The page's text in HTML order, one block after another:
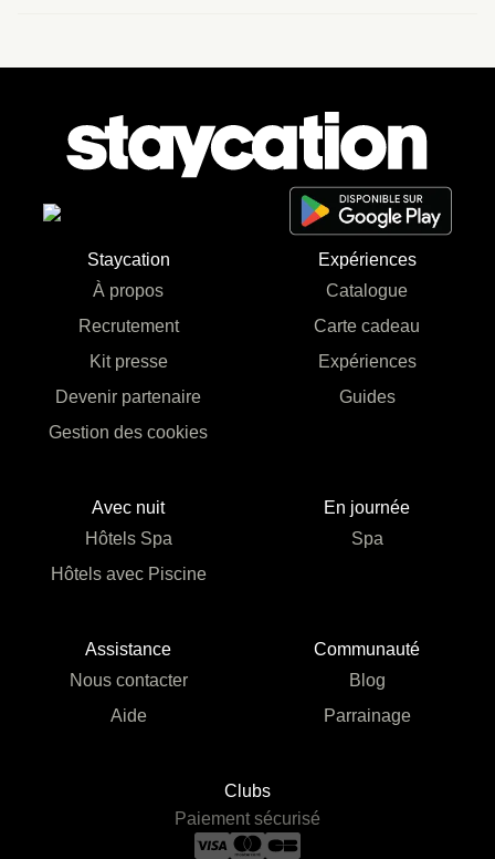
Staycation
À propos
Recrutement
Kit presse
Devenir partenaire
Gestion des cookies
Expériences
Catalogue
Carte cadeau
Expériences
Guides
Avec nuit
Hôtels Spa
Hôtels avec Piscine
En journée
Spa
Assistance
Nous contacter
Aide
Communauté
Blog
Parrainage
Clubs
Paiement sécurisé